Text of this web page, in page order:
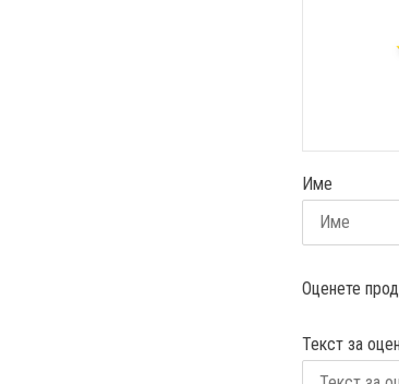
Име
Оценете
Текст за